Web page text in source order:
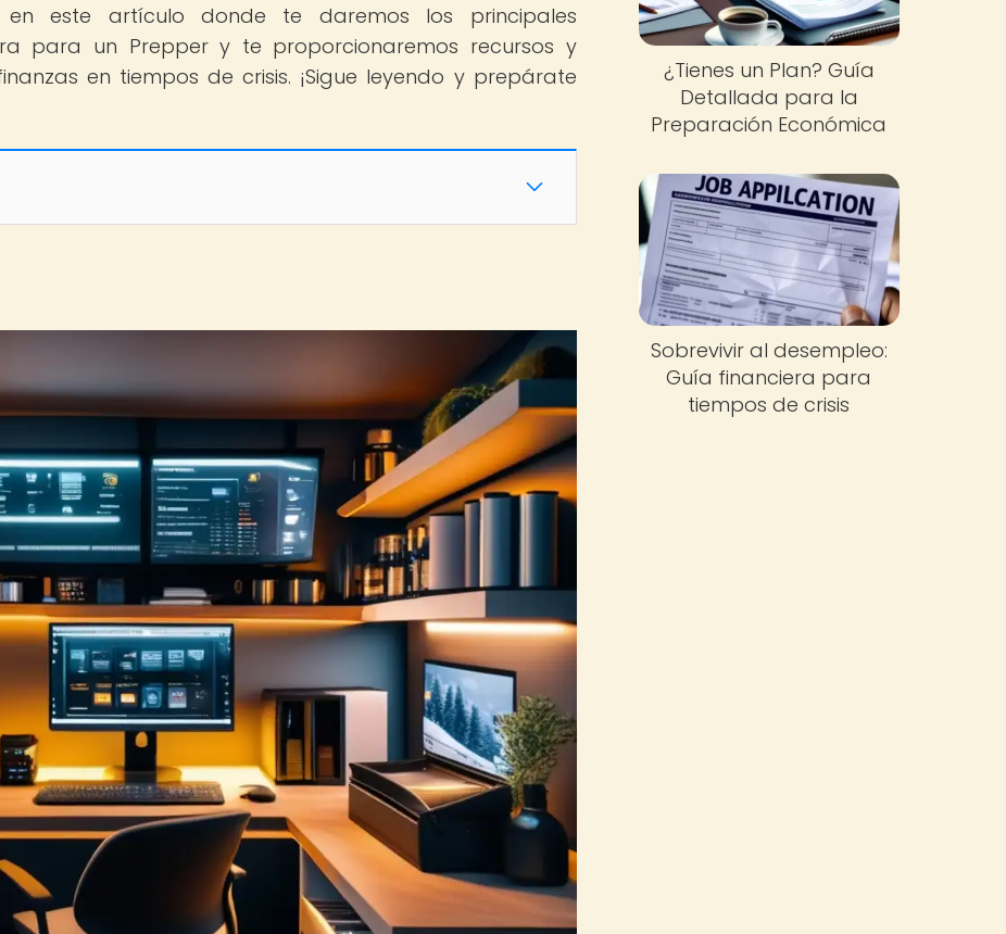
en este artículo donde te daremos los principales
para un Prepper y te proporcionaremos recursos y
en tiempos de crisis. ¡Sigue leyendo y prepárate
¿Tienes un Plan? Guía
Detallada para la
Preparación Económica
Sobrevivir al desempleo:
Guía financiera para
tiempos de crisis